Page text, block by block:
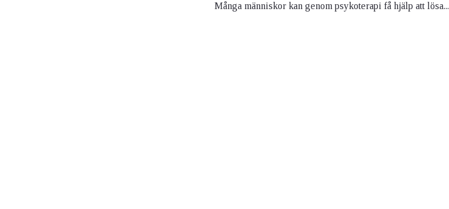
Många människor kan genom psykoterapi få hjälp att lösa...